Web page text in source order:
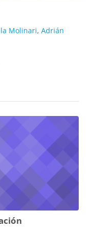
Molinari, Adrián